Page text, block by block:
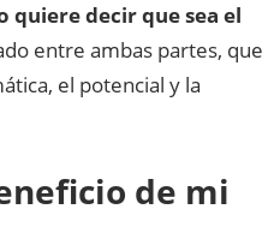
quiere decir que sea el
entre ambas partes, que
el potencial y la
de mi